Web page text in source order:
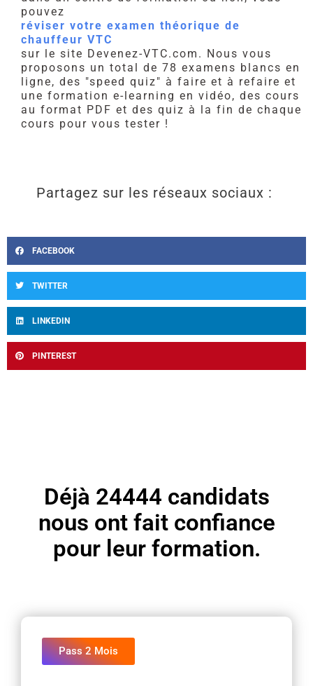
pouvez
réviser votre examen théorique de
chauffeur VTC
sur le site Devenez-VTC.com. Nous vous
proposons un total de 78 examens blancs en
ligne, des "speed quiz" à faire et à refaire et
une formation e-learning en vidéo, des cours
au format PDF et des quiz à la fin de chaque
cours pour vous tester !
Partagez sur les réseaux sociaux :
FACEBOOK
TWITTER
LINKEDIN
PINTEREST
Déjà 24444 candidats
nous ont fait confiance
pour leur formation.
Pass 2 Mois